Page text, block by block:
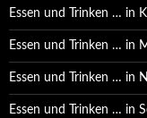
Essen und Trinken … in
Essen und Trinken … in
Essen und Trinken … in
Essen und Trinken … in